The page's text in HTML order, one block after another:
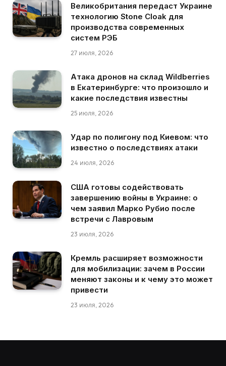
Великобритания передаст Украине
технологию Stone Cloak для
производства современных
систем РЭБ
27 июля, 2026
Атака дронов на склад Wildberries
в Екатеринбурге: что произошло и
какие последствия известны
25 июля, 2026
Удар по полигону под Киевом: что
известно о последствиях атаки
24 июля, 2026
США готовы содействовать
завершению войны в Украине: о
чем заявил Марко Рубио после
встречи с Лавровым
23 июля, 2026
Кремль расширяет возможности
для мобилизации: зачем в России
меняют законы и к чему это может
привести
23 июля, 2026